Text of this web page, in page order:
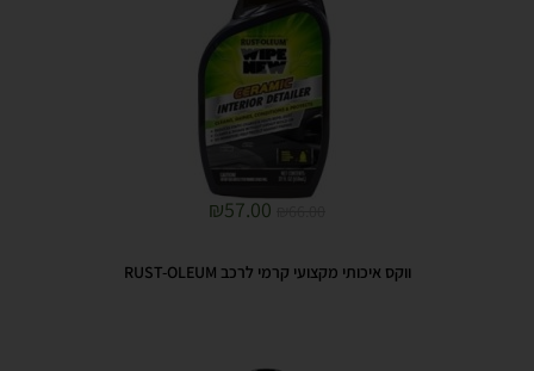
₪57.00
ווקס איכותי מקצועי קרמי לרכב RUST-OLEUM